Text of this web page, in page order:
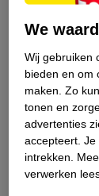
Kruidvat
Rijstebloem
1.
85
We
Wij gebruiken
bieden en om
maken. Zo
tonen en
advertenties
accepteert. Je
intrekken.
verwerken